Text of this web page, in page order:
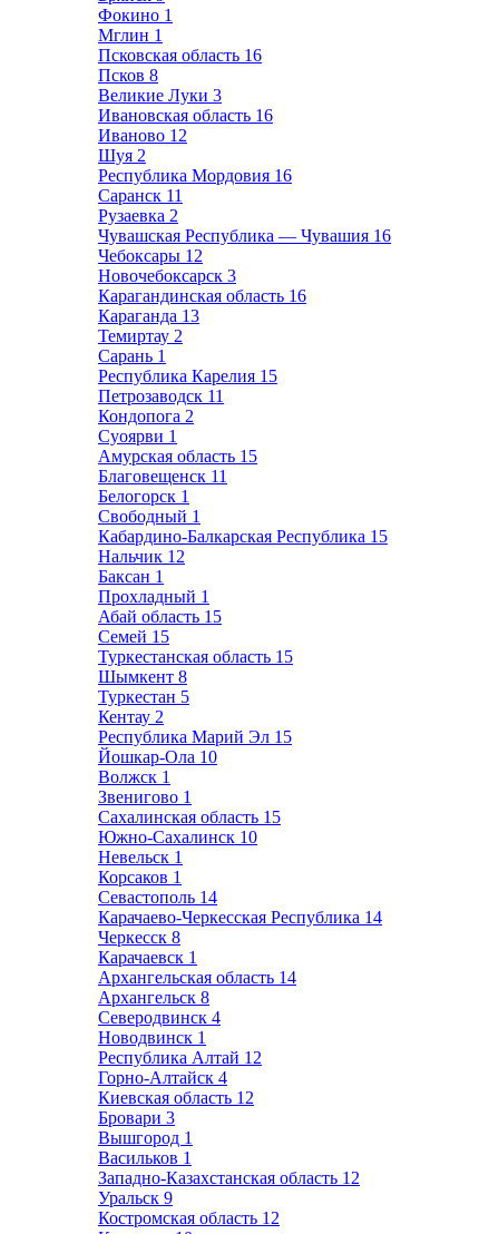
Фокино 1
Мглин 1
Псковская область 16
Псков 8
Великие Луки 3
Ивановская область 16
Иваново 12
Шуя 2
Республика Мордовия 16
Саранск 11
Рузаевка 2
Чувашская Республика — Чувашия 16
Чебоксары 12
Новочебоксарск 3
Карагандинская область 16
Караганда 13
Темиртау 2
Сарань 1
Республика Карелия 15
Петрозаводск 11
Кондопога 2
Суоярви 1
Амурская область 15
Благовещенск 11
Белогорск 1
Свободный 1
Кабардино-Балкарская Республика 15
Нальчик 12
Баксан 1
Прохладный 1
Абай область 15
Семей 15
Туркестанская область 15
Шымкент 8
Туркестан 5
Кентау 2
Республика Марий Эл 15
Йошкар-Ола 10
Волжск 1
Звенигово 1
Сахалинская область 15
Южно-Сахалинск 10
Невельск 1
Корсаков 1
Севастополь 14
Карачаево-Черкесская Республика 14
Черкесск 8
Карачаевск 1
Архангельская область 14
Архангельск 8
Северодвинск 4
Новодвинск 1
Республика Алтай 12
Горно-Алтайск 4
Киевская область 12
Бровари 3
Вышгород 1
Васильков 1
Западно-Казахстанская область 12
Уральск 9
Костромская область 12